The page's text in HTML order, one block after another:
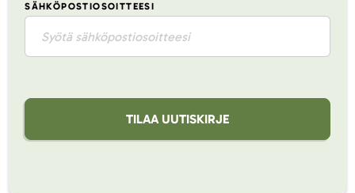
SÄHKÖPOSTIOSOITTEESI
TILAA UUTISKIRJE